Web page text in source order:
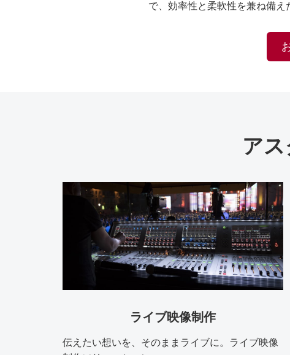
で、効率性と柔軟性を兼ね備え
ア
ライブ映像制作
伝えたい想いを、そのままライブに。ライブ映像